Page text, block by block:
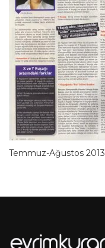
Temmuz-Ağustos 2013